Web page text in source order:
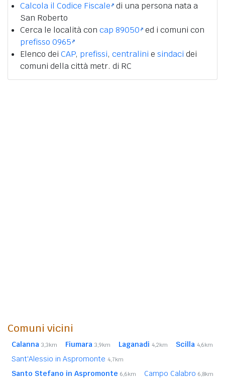
Calcola il Codice Fiscale di una persona nata a
San Roberto
Cerca le località con cap 89050 ed i comuni con
prefisso 0965
Elenco dei CAP, prefissi, centralini e sindaci dei
comuni della città metr. di RC
Comuni vicini
Calanna 3,3km Fiumara 3,9km Laganadi 4,2km Scilla 4,6km
Sant'Alessio in Aspromonte 4,7km
Santo Stefano in Aspromonte 6,6km Campo Calabro 6,8km